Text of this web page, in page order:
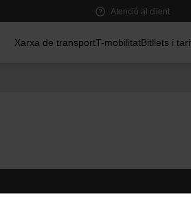
Atenció al client
Xarxa de transportT-mobilitatBitllets i
TMB